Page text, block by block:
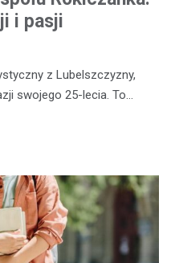
i pasji
z Lubelszczyzny,
swojego 25-lecia. To…